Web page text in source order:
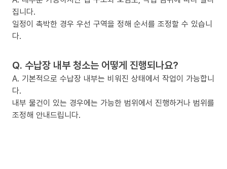
집니다.
일정이 촉박한 경우 우선 구역을 정해 순서를 조정할 수 있습니
다.
Q. 수납장 내부 청소는 어떻게 진행되나요?
A. 기본적으로 수납장 내부는 비워진 상태에서 작업이 가능합니
다.
내부 물건이 있는 경우에는 가능한 범위에서 진행하거나 범위를
조정해 안내드립니다.